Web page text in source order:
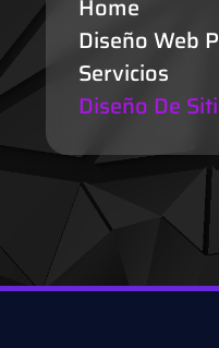
Home
Diseño Web
Servicios
Diseño De